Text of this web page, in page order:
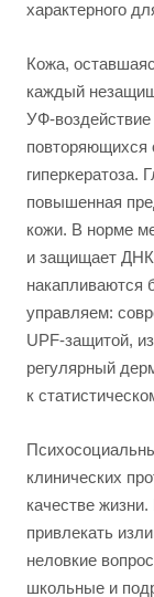
характерного
Кожа,
каждый
УФ-воздействие
повторяющихся
гиперкератоза.
повышенная
кожи. В норме
и защищает ДНК
накапливаются
управляем:
UPF-защитой,
регулярный
к
клинических
качестве
привлекать
неловкие
школьные и